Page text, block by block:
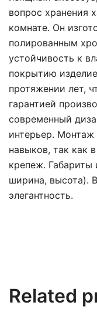
вопрос хранения
комнате. Он
полированным
устойчивость к
покрытию
протяжении лет,
гарантией
современный
интерьер. Монтаж
навыков, так как
крепеж.
ширина, высота).
элегантность.
Related